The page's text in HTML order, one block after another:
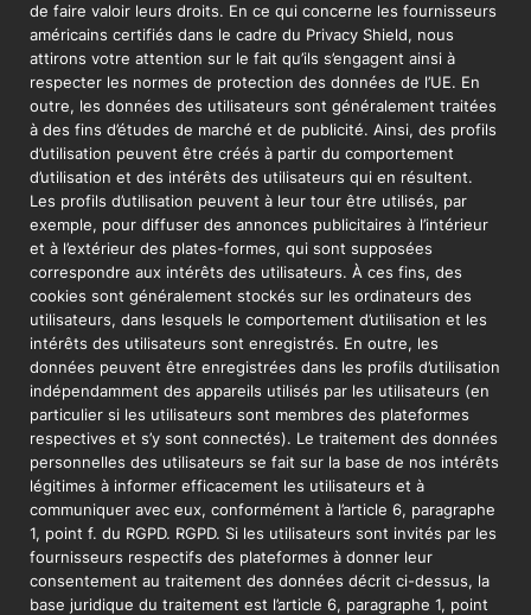
de faire valoir leurs droits. En ce qui concerne les fournisseurs
américains certifiés dans le cadre du Privacy Shield, nous
attirons votre attention sur le fait qu’ils s’engagent ainsi à
respecter les normes de protection des données de l’UE. En
outre, les données des utilisateurs sont généralement traitées
à des fins d’études de marché et de publicité. Ainsi, des profils
d’utilisation peuvent être créés à partir du comportement
d’utilisation et des intérêts des utilisateurs qui en résultent.
Les profils d’utilisation peuvent à leur tour être utilisés, par
exemple, pour diffuser des annonces publicitaires à l’intérieur
et à l’extérieur des plates-formes, qui sont supposées
correspondre aux intérêts des utilisateurs. À ces fins, des
cookies sont généralement stockés sur les ordinateurs des
utilisateurs, dans lesquels le comportement d’utilisation et les
intérêts des utilisateurs sont enregistrés. En outre, les
données peuvent être enregistrées dans les profils d’utilisation
indépendamment des appareils utilisés par les utilisateurs (en
particulier si les utilisateurs sont membres des plateformes
respectives et s’y sont connectés). Le traitement des données
personnelles des utilisateurs se fait sur la base de nos intérêts
légitimes à informer efficacement les utilisateurs et à
communiquer avec eux, conformément à l’article 6, paragraphe
1, point f. du RGPD. RGPD. Si les utilisateurs sont invités par les
fournisseurs respectifs des plateformes à donner leur
consentement au traitement des données décrit ci-dessus, la
base juridique du traitement est l’article 6, paragraphe 1, point